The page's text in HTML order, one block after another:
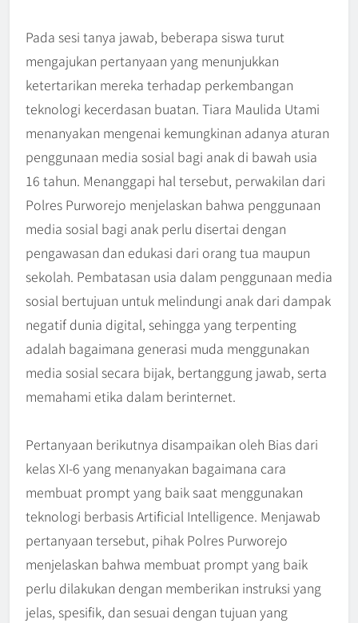
Pada sesi tanya jawab, beberapa siswa turut
mengajukan pertanyaan yang menunjukkan
ketertarikan mereka terhadap perkembangan
teknologi kecerdasan buatan. Tiara Maulida Utami
menanyakan mengenai kemungkinan adanya aturan
penggunaan media sosial bagi anak di bawah usia
16 tahun. Menanggapi hal tersebut, perwakilan dari
Polres Purworejo menjelaskan bahwa penggunaan
media sosial bagi anak perlu disertai dengan
pengawasan dan edukasi dari orang tua maupun
sekolah. Pembatasan usia dalam penggunaan media
sosial bertujuan untuk melindungi anak dari dampak
negatif dunia digital, sehingga yang terpenting
adalah bagaimana generasi muda menggunakan
media sosial secara bijak, bertanggung jawab, serta
memahami etika dalam berinternet.
Pertanyaan berikutnya disampaikan oleh Bias dari
kelas XI-6 yang menanyakan bagaimana cara
membuat prompt yang baik saat menggunakan
teknologi berbasis Artificial Intelligence. Menjawab
pertanyaan tersebut, pihak Polres Purworejo
menjelaskan bahwa membuat prompt yang baik
perlu dilakukan dengan memberikan instruksi yang
jelas, spesifik, dan sesuai dengan tujuan yang